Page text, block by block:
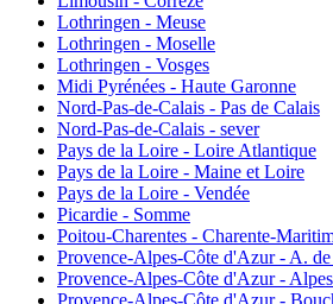
Lothringen - Meuse
Lothringen - Moselle
Lothringen - Vosges
Midi Pyrénées - Haute Garonne
Nord-Pas-de-Calais - Pas de Calais
Nord-Pas-de-Calais - sever
Pays de la Loire - Loire Atlantique
Pays de la Loire - Maine et Loire
Pays de la Loire - Vendée
Picardie - Somme
Poitou-Charentes - Charente-
Provence-Alpes-Côte d'Azur - A.
Provence-Alpes-Côte d'Azur -
Provence-Alpes-Côte d'Azur -